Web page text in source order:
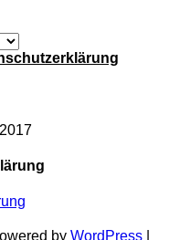
by WordPress